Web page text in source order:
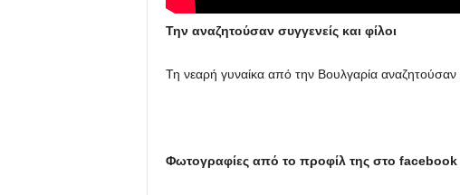
Την αναζητούσαν συγγενείς και φίλοι
Τη νεαρή γυναίκα από την Βουλγαρία αναζητούσαν
Φωτογραφίες από το προφίλ της στο facebook